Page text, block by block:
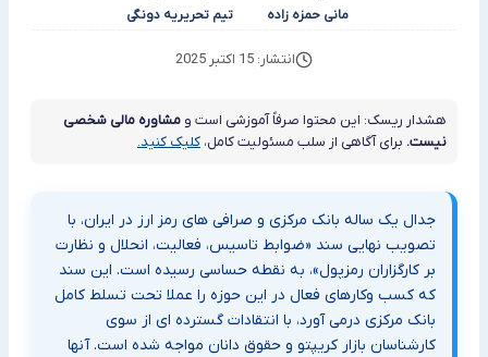
مانی حمزه زاده تیم تحریریه دونگی
انتشار: 15 اکتبر 2025
هشدار ریسک: این محتوا صرفاً آموزشی است و مشاوره مالی شخصی
نیست. برای آگاهی از سلب مسئولیت کامل، کلیک کنید.
جدال یک ساله بانک مرکزی و صرافی های رمز ارز در ایران، با
تصویب نهایی سند «ضوابط تاسیس، فعالیت، انحلال و نظارت
بر کارگزاران رمزپول»، به نقطه حساسی رسیده است. این سند
که کسب وکارهای فعال در این حوزه را عملا تحت تسلط کامل
بانک مرکزی درمی آورد، با انتقادات گسترده ای از سوی
کارشناسان بازار کریپتو و حقوق دانان مواجه شده است. آنها